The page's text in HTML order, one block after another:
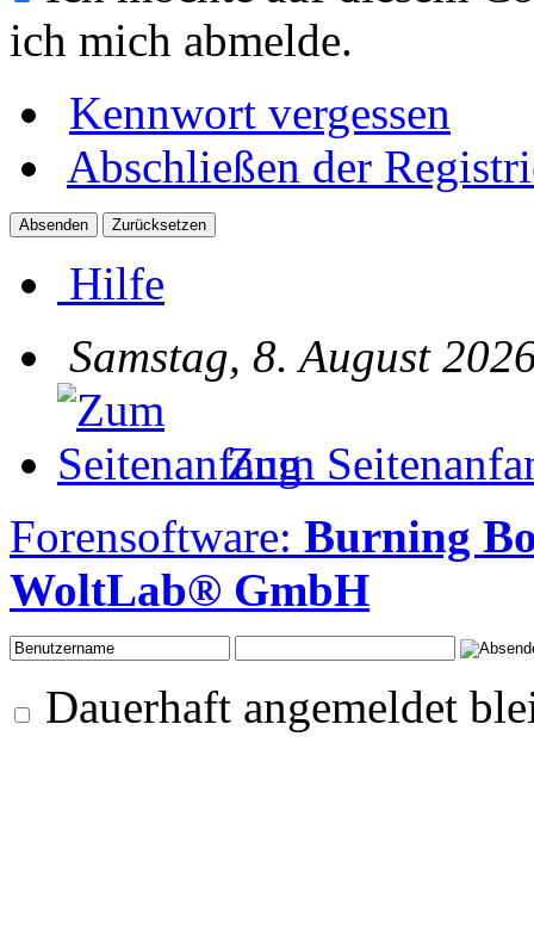
ich mich abmelde.
Kennwort vergessen
Abschließen der
Hilfe
Samstag, 8. August
Zum
Forensoftware: Burning
WoltLab® GmbH
Dauerhaft angemeldet